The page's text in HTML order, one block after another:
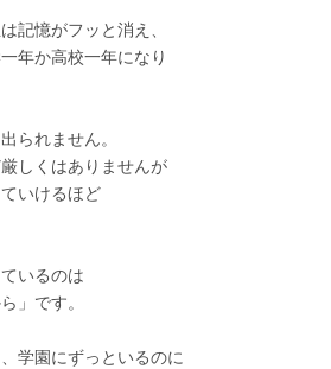
記憶がフッと消え、
年か高校一年になり
られません。
しくはありませんが
いけるほど
いるのは
」です。
学園にずっといるのに